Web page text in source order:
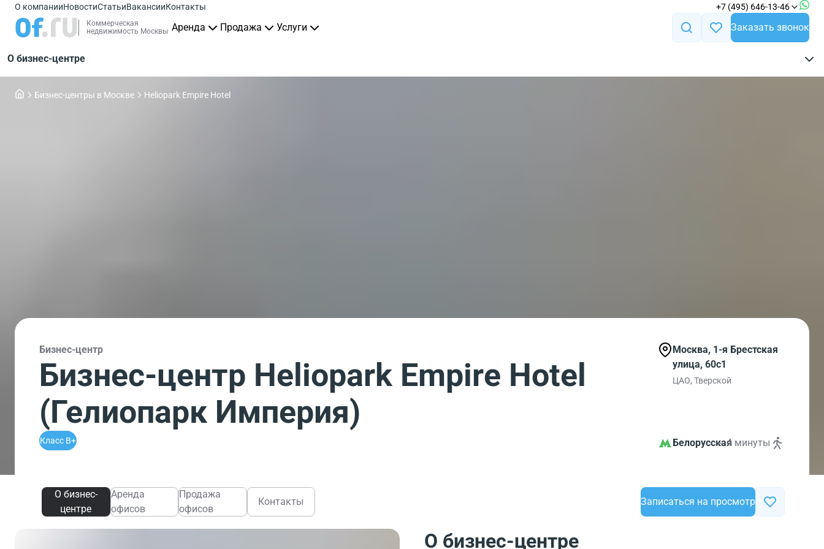
О компанииНовостиСтатьиВакансииКонтакты +7 (495) 646-13-46
Коммерческая
недвижимость Москвы Аренда Продажа Услуги Заказать звонок
О бизнес-центре
Бизнес-центры в Москве Heliopark Empire Hotel
Бизнес-центр
Бизнес-центр Heliopark Empire Hotel
(Гелиопарк Империя)
Класс B+
Москва, 1-я Брестская
улица, 60с1
ЦАО, Тверской
Белорусская~ 4 минуты
О бизнес-
центре
Аренда
офисов
Продажа
офисов
Контакты Записаться на просмотр
О бизнес-центре